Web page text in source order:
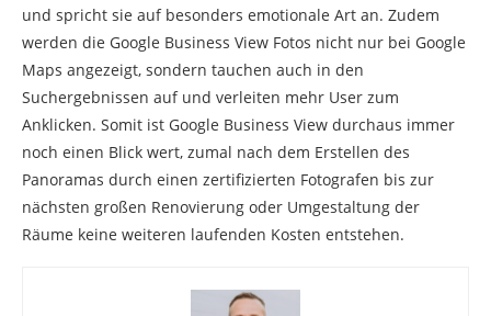
und spricht sie auf besonders emotionale Art an. Zudem
werden die Google Business View Fotos nicht nur bei Google
Maps angezeigt, sondern tauchen auch in den
Suchergebnissen auf und verleiten mehr User zum
Anklicken. Somit ist Google Business View durchaus immer
noch einen Blick wert, zumal nach dem Erstellen des
Panoramas durch einen zertifizierten Fotografen bis zur
nächsten großen Renovierung oder Umgestaltung der
Räume keine weiteren laufenden Kosten entstehen.